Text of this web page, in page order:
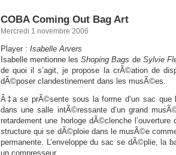
COBA Coming Out Bag Art
Mercredi 1 novembre 2006
Player : Isabelle Arvers
Isabelle mentionne lesShoping Bags de Sylvie
de quoi il s’agit, je propose la crÃ©ation de
dÃ©poser clandestinement dans les musÃ©es.
Ã‡a se prÃ©sente sous la forme d’un sac que
dans une salle intÃ©ressante d’un grand
retardement une horloge dÃ©clenche
structure qui se dÃ©ploie dans le musÃ©e
permanente. L’enveloppe du sac se dÃ©plie, la
un compresseur.